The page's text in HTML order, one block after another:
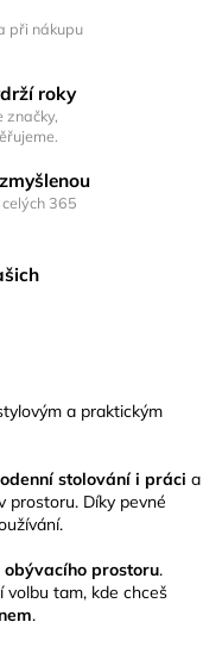
při nákupu
roky
značky,
365
a praktickým
stolování i práci a
prostoru. Díky pevné
obývacího prostoru.
volbu tam, kde chceš
.